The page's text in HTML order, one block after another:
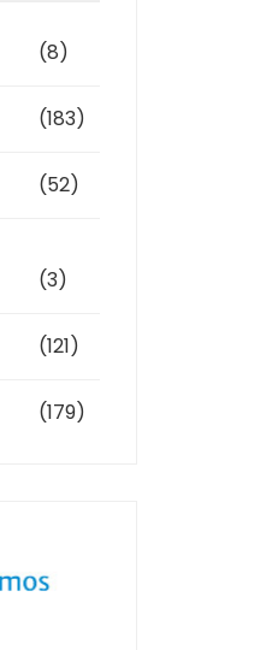
(8)
(183)
(52)
(3)
(121)
(179)